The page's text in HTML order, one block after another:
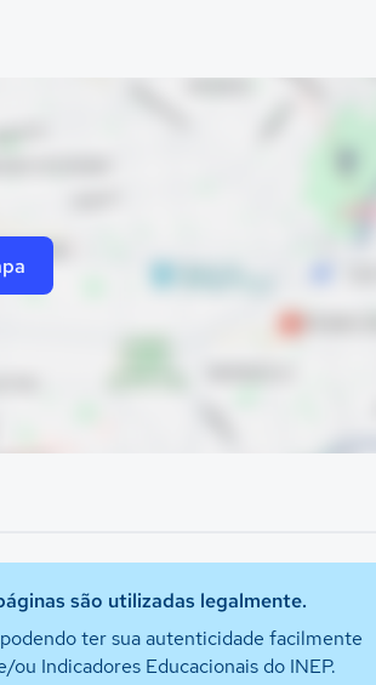
são utilizadas legalmente.
ter sua autenticidade facilmente
Indicadores Educacionais do INEP.